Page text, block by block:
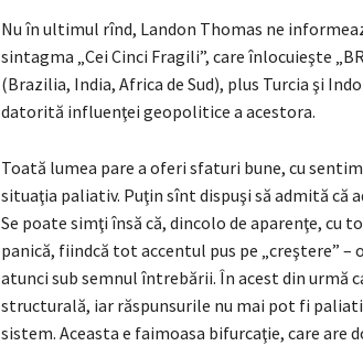
Nu în ultimul rînd, Landon Thomas ne
sintagma „Cei Cinci Fragili”, care înlocuieşte
(Brazilia, India, Africa de Sud), plus Turcia şi
datorită influenţei geopolitice a acestora.
Toată lumea pare a oferi sfaturi bune, cu
situaţia paliativ. Puţin sînt dispuşi să admită că
Se poate simţi însă că, dincolo de aparenţe, cu
panică, fiindcă tot accentul pus pe „creştere” –
atunci sub semnul întrebării. În acest din urmă
structurală, iar răspunsurile nu mai pot fi
sistem. Aceasta e faimoasa bifurcaţie, care are